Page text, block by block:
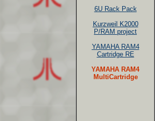
6U Rack Pack
Kurzweil K2000
P/RAM project
YAMAHA RAM4
Cartridge RE
YAMAHA RAM4
MultiCartridge